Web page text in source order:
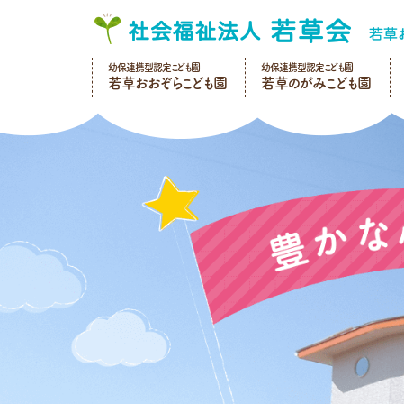
幼保連携型認定こども園
若草おおぞらこども園
幼保連携型認定こども園
若草のがみこども園